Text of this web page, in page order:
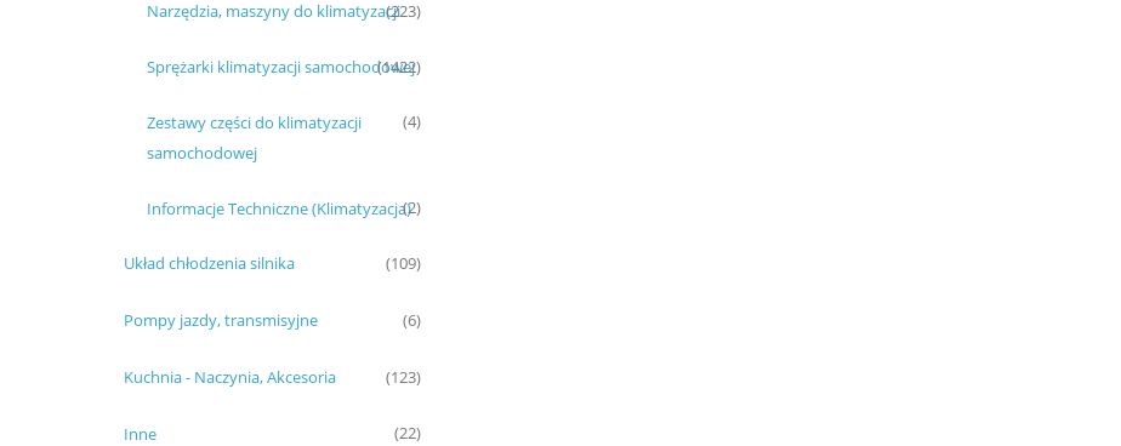
Narzędzia, maszyny do klimatyzacji(223)
Sprężarki klimatyzacji samochodowej
(1422)
Zestawy części do klimatyzacji
samochodowej
(4)
Informacje Techniczne (Klimatyzacja)(2)
Układ chłodzenia silnika (109)
Pompy jazdy, transmisyjne (6)
Kuchnia - Naczynia, Akcesoria (123)
Inne (22)